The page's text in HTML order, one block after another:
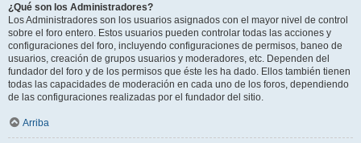
¿Qué son los Administradores?
Los Administradores son los usuarios asignados con el mayor nivel de control
sobre el foro entero. Estos usuarios pueden controlar todas las acciones y
configuraciones del foro, incluyendo configuraciones de permisos, baneo de
usuarios, creación de grupos usuarios y moderadores, etc. Dependen del
fundador del foro y de los permisos que éste les ha dado. Ellos también tienen
todas las capacidades de moderación en cada uno de los foros, dependiendo
de las configuraciones realizadas por el fundador del sitio.
Arriba